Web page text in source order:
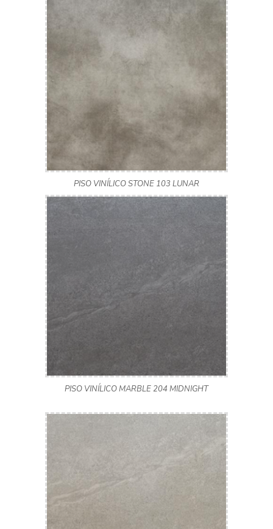
PISO VINÍLICO STONE 103 LUNAR
PISO VINÍLICO MARBLE 204 MIDNIGHT